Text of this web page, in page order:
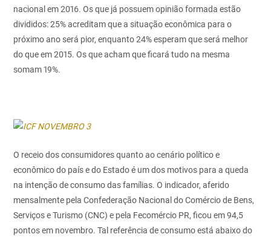
nacional em 2016. Os que já possuem opinião formada estão
divididos: 25% acreditam que a situação econômica para o
próximo ano será pior, enquanto 24% esperam que será melhor
do que em 2015. Os que acham que ficará tudo na mesma
somam 19%.
O receio dos consumidores quanto ao cenário político e
econômico do país e do Estado é um dos motivos para a queda
na intenção de consumo das famílias. O indicador, aferido
mensalmente pela Confederação Nacional do Comércio de Bens,
Serviços e Turismo (CNC) e pela Fecomércio PR, ficou em 94,5
pontos em novembro. Tal referência de consumo está abaixo do